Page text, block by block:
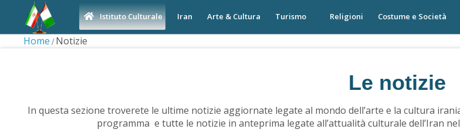
Istituto Culturale Iran Arte & Cultura Turismo Religioni Costume e Società
Home Notizie
Le notizie
In questa sezione troverete le ultime notizie aggiornate legate al mondo dell’arte e la cultura
programma e tutte le notizie in anteprima legate all’attualità culturale dell’Iran